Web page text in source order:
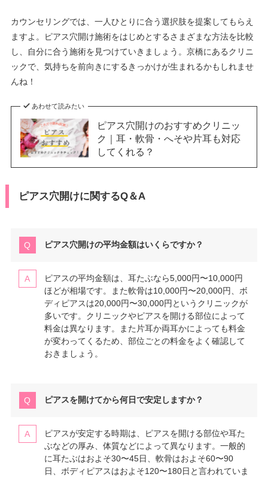
カウンセリングでは、一人ひとりに合う選択肢を提案してもらえ
ますよ。ピアス穴開け施術をはじめとするさまざまな方法を比較
し、自分に合う施術を見つけていきましょう。京橋にあるクリニ
ックで、気持ちを前向きにするきっかけが生まれるかもしれませ
んね！
あわせて読みたい
ピアス穴開けのおすすめクリニッ
ク｜耳・軟骨・へそや片耳も対応
してくれる？
ピアス穴開けに関するQ＆A
ピアス穴開けの平均金額はいくらですか？
ピアスの平均金額は、耳たぶなら5,000円〜10,000円
ほどが相場です。また軟骨は10,000円〜20,000円、ボ
ディピアスは20,000円〜30,000円というクリニックが
多いです。クリニックやピアスを開ける部位によって
料金は異なります。また片耳か両耳かによっても料金
が変わってくるため、部位ごとの料金をよく確認して
おきましょう。
ピアスを開けてから何日で安定しますか？
ピアスが安定する時期は、ピアスを開ける部位や耳た
ぶなどの厚み、体質などによって異なります。一般的
に耳たぶはおよそ30〜45日、軟骨はおよそ60〜90
日、ボディピアスはおよそ120〜180日と言われていま